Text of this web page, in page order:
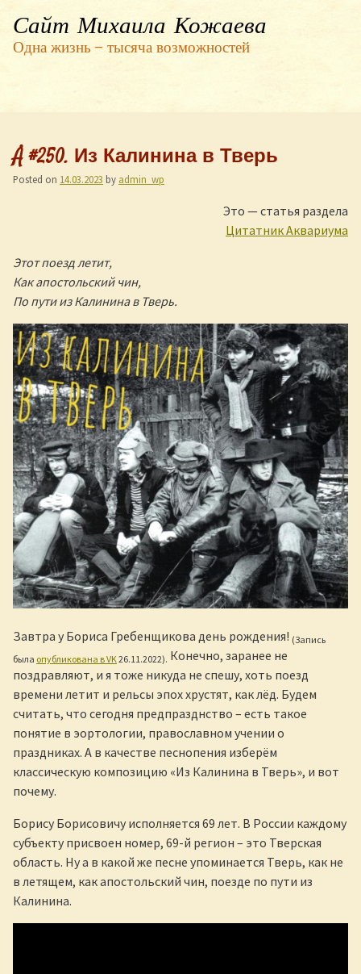
Сайт Михаила Кожаева
Одна жизнь — тысяча возможностей
Å #250. Из Калинина в Тверь
Posted on 14.03.2023 by admin_wp
Это — статья раздела
Цитатник Аквариума
Этот поезд летит,
Как апостольский чин,
По пути из Калинина в Тверь.
Завтра у Бориса Гребенщикова день рождения! (Запись
была опубликована в VK26.11.2022). Конечно, заранее не
поздравляют, и я тоже никуда не спешу, хоть поезд
времени летит и рельсы эпох хрустят, как лёд. Будем
считать, что сегодня предпразднство – есть такое
понятие в эортологии, православном учении о
праздниках. А в качестве песнопения изберём
классическую композицию «Из Калинина в Тверь», и вот
почему.
Борису Борисовичу исполняется 69 лет. В России каждому
субъекту присвоен номер, 69-й регион – это Тверская
область. Ну а в какой же песне упоминается Тверь, как не
в летящем, как апостольский чин, поезде по пути из
Калинина.